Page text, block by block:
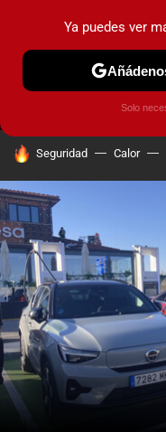
MENÚ
COCHES
HOY SE HABLA DE
Seguridad Calor
Ya puedes ver
Solo